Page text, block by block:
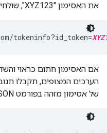
את האסימון "XYZ123", שולחים את בקשת ה-GET הבאה:
tokeninfo?id_token=
אם האסימון חתום כראוי
של אסימון מזהה בפורמט JSON. זוהי דוגמה לתשובה: